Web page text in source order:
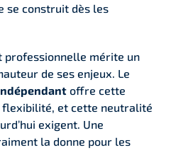
se construit dès les
professionnelle mérite un
de ses enjeux. Le
offre cette
flexibilité, et cette neutralité
exigent. Une
la donne pour les